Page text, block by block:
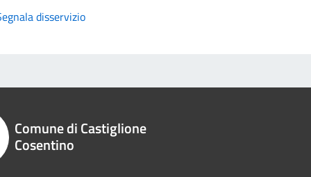
disservizio
Comune di Castiglione
Cosentino